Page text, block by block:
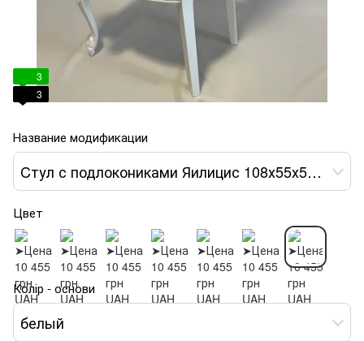
3
3
Название модификации
Cтул с подлокониками Яилицис 108х55х50h белый var 7
Цвет
Колір - основи
белый